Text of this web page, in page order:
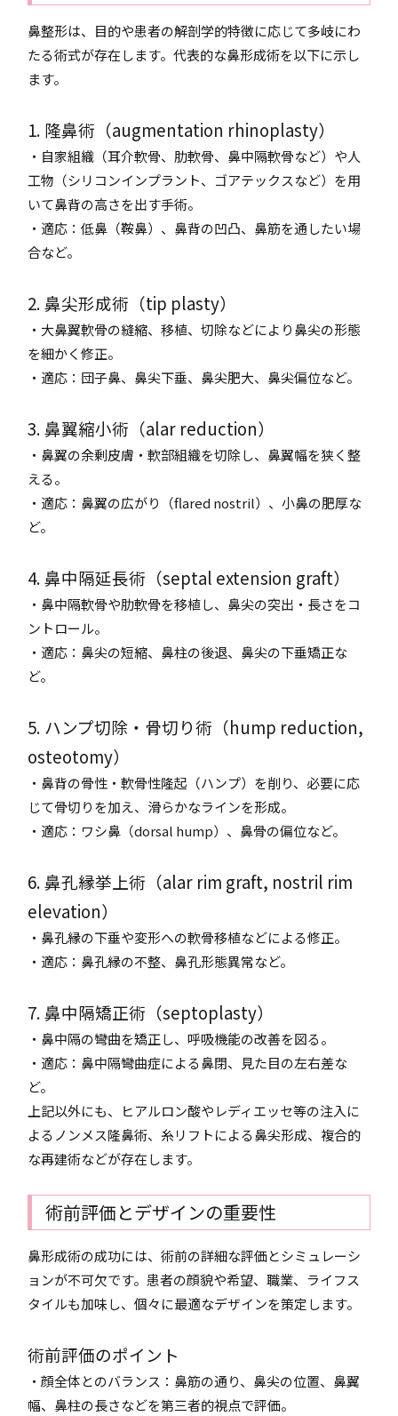
鼻整形は、目的や患者の解剖学的特徴に応じて多岐にわ
たる術式が存在します。代表的な鼻形成術を以下に示し
ます。
1. 隆鼻術（augmentation rhinoplasty）
・自家組織（耳介軟骨、肋軟骨、鼻中隔軟骨など）や人
工物（シリコンインプラント、ゴアテックスなど）を用
いて鼻背の高さを出す手術。
・適応：低鼻（鞍鼻）、鼻背の凹凸、鼻筋を通したい場
合など。
2. 鼻尖形成術（tip plasty）
・大鼻翼軟骨の縫縮、移植、切除などにより鼻尖の形態
を細かく修正。
・適応：団子鼻、鼻尖下垂、鼻尖肥大、鼻尖偏位など。
3. 鼻翼縮小術（alar reduction）
・鼻翼の余剰皮膚・軟部組織を切除し、鼻翼幅を狭く整
える。
・適応：鼻翼の広がり（flared nostril）、小鼻の肥厚な
ど。
4. 鼻中隔延長術（septal extension graft）
・鼻中隔軟骨や肋軟骨を移植し、鼻尖の突出・長さをコ
ントロール。
・適応：鼻尖の短縮、鼻柱の後退、鼻尖の下垂矯正な
ど。
5. ハンプ切除・骨切り術（hump reduction,
osteotomy）
・鼻背の骨性・軟骨性隆起（ハンプ）を削り、必要に応
じて骨切りを加え、滑らかなラインを形成。
・適応：ワシ鼻（dorsal hump）、鼻骨の偏位など。
6. 鼻孔縁挙上術（alar rim graft, nostril rim
elevation）
・鼻孔縁の下垂や変形への軟骨移植などによる修正。
・適応：鼻孔縁の不整、鼻孔形態異常など。
7. 鼻中隔矯正術（septoplasty）
・鼻中隔の彎曲を矯正し、呼吸機能の改善を図る。
・適応：鼻中隔彎曲症による鼻閉、見た目の左右差な
ど。
上記以外にも、ヒアルロン酸やレディエッセ等の注入に
よるノンメス隆鼻術、糸リフトによる鼻尖形成、複合的
な再建術などが存在します。
術前評価とデザインの重要性
鼻形成術の成功には、術前の詳細な評価とシミュレーシ
ョンが不可欠です。患者の顔貌や希望、職業、ライフス
タイルも加味し、個々に最適なデザインを策定します。
術前評価のポイント
・顔全体とのバランス：鼻筋の通り、鼻尖の位置、鼻翼
幅、鼻柱の長さなどを第三者的視点で評価。